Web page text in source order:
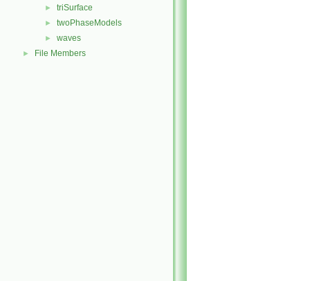
► triSurface
► twoPhaseModels
► waves
► File Members